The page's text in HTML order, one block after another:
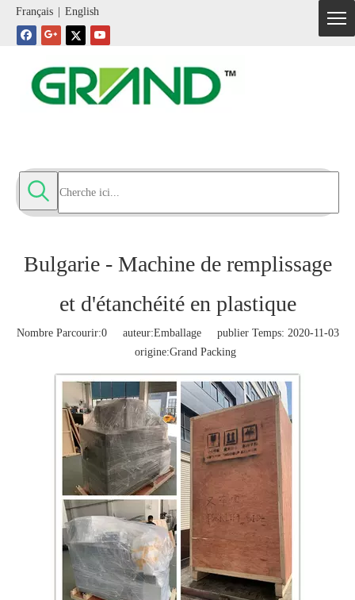
Français English
Bulgarie - Machine de remplissage
et d'étanchéité en plastique
Nombre Parcourir:0auteur:Emballage publier Temps: 2020-11-03
origine:Grand Packing